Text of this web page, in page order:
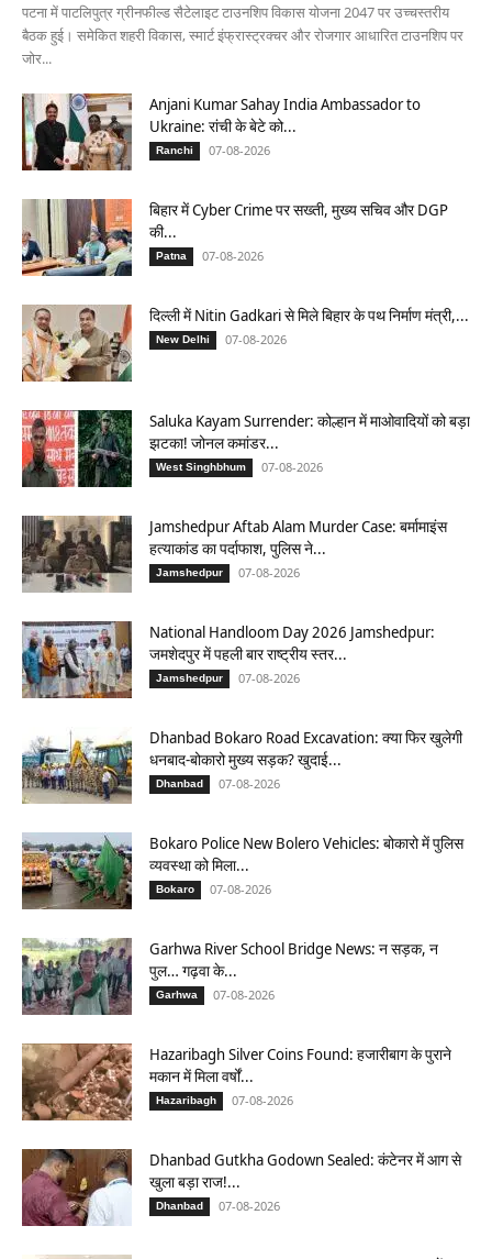
पटना में पाटलिपुत्र ग्रीनफील्ड सैटेलाइट टाउनशिप विकास योजना 2047 पर उच्चस्तरीय
बैठक हुई। समेकित शहरी विकास, स्मार्ट इंफ्रास्ट्रक्चर और रोजगार आधारित टाउनशिप पर
जोर...
Anjani Kumar Sahay India Ambassador to
Ukraine: रांची के बेटे को...
Ranchi 07-08-2026
बिहार में Cyber Crime पर सख्ती, मुख्य सचिव और DGP
की...
Patna 07-08-2026
दिल्ली में Nitin Gadkari से मिले बिहार के पथ निर्माण मंत्री,...
New Delhi 07-08-2026
Saluka Kayam Surrender: कोल्हान में माओवादियों को बड़ा
झटका! जोनल कमांडर...
West Singhbhum 07-08-2026
Jamshedpur Aftab Alam Murder Case: बर्मामाइंस
हत्याकांड का पर्दाफाश, पुलिस ने...
Jamshedpur 07-08-2026
National Handloom Day 2026 Jamshedpur:
जमशेदपुर में पहली बार राष्ट्रीय स्तर...
Jamshedpur 07-08-2026
Dhanbad Bokaro Road Excavation: क्या फिर खुलेगी
धनबाद-बोकारो मुख्य सड़क? खुदाई...
Dhanbad 07-08-2026
Bokaro Police New Bolero Vehicles: बोकारो में पुलिस
व्यवस्था को मिला...
Bokaro 07-08-2026
Garhwa River School Bridge News: न सड़क, न
पुल… गढ़वा के...
Garhwa 07-08-2026
Hazaribagh Silver Coins Found: हजारीबाग के पुराने
मकान में मिला वर्षों...
Hazaribagh 07-08-2026
Dhanbad Gutkha Godown Sealed: कंटेनर में आग से
खुला बड़ा राज!...
Dhanbad 07-08-2026